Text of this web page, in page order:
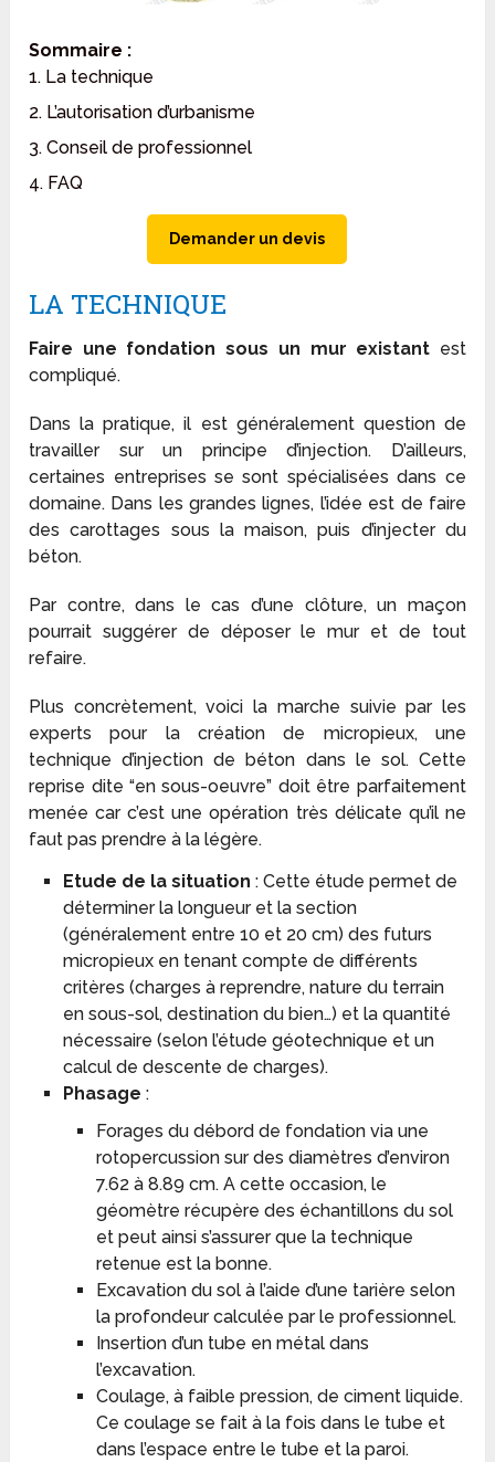
Sommaire :
1. La technique
2. L’autorisation d’urbanisme
3. Conseil de professionnel
4. FAQ
Demander un devis
LA TECHNIQUE
Faire une fondation sous un mur existant est
compliqué.
Dans la pratique, il est généralement question de
travailler sur un principe d’injection. D’ailleurs,
certaines entreprises se sont spécialisées dans ce
domaine. Dans les grandes lignes, l’idée est de faire
des carottages sous la maison, puis d’injecter du
béton.
Par contre, dans le cas d’une clôture, un maçon
pourrait suggérer de déposer le mur et de tout
refaire.
Plus concrètement, voici la marche suivie par les
experts pour la création de micropieux, une
technique d’injection de béton dans le sol. Cette
reprise dite “en sous-oeuvre” doit être parfaitement
menée car c’est une opération très délicate qu’il ne
faut pas prendre à la légère.
Etude de la situation : Cette étude permet de
déterminer la longueur et la section
(généralement entre 10 et 20 cm) des futurs
micropieux en tenant compte de différents
critères (charges à reprendre, nature du terrain
en sous-sol, destination du bien…) et la quantité
nécessaire (selon l’étude géotechnique et un
calcul de descente de charges).
Phasage :
Forages du débord de fondation via une
rotopercussion sur des diamètres d’environ
7.62 à 8.89 cm. A cette occasion, le
géomètre récupère des échantillons du sol
et peut ainsi s’assurer que la technique
retenue est la bonne.
Excavation du sol à l’aide d’une tarière selon
la profondeur calculée par le professionnel.
Insertion d’un tube en métal dans
l’excavation.
Coulage, à faible pression, de ciment liquide.
Ce coulage se fait à la fois dans le tube et
dans l’espace entre le tube et la paroi.